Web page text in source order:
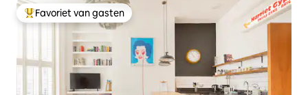
Topfavoriet van gasten
Favoriet van gasten